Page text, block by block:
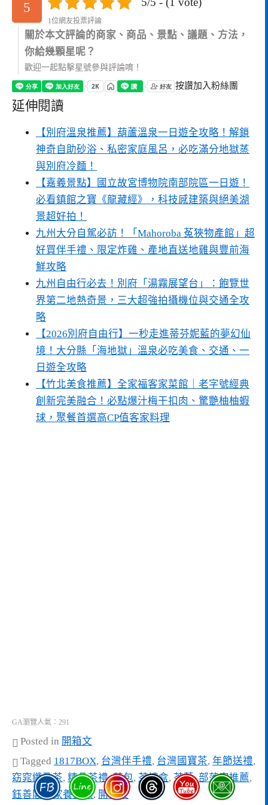
5
1位網友投票評論
關於本文評論的商家、商品、景點、議題、方法，
你給幾顆星呢？
歡迎一起點擊星號參與評論唷！
按讚加入粉絲團
延伸閱讀
【別府溫泉推薦】葫蘆溫泉一日遊全攻略！解鎖
神奇自助砂浴、私密家庭風呂，必吃滿分地獄蒸
與別府冷麵！
【嘉義景點】國立故宮博物院南部院區一日遊！
必看鎮館之寶《龍藏經》，科技感建築與絕美湖
景超好拍！
九州大分自駕必訪！「Mahoroba 菟狹物產館」超
好買伴手禮、限定炸雞、產地直送地雞與豐前海
鮮攻略
九州自由行必去！別府「湯霧展望台」：飽覽世
界第二地熱奇景，三大超強拍攝機位與交通全攻
略
【2026別府自由行】一秒走進蒂芬妮藍的夢幻仙
境！大分縣「海地獄」溫泉必吃美食、交通、一
日遊全攻略
【竹北美食推薦】全家福客家菜館｜老字號經典
創新完美融合！必點爆汁梅干扣肉、驚艷柚柚蝦
球，聚餐首選高CP值客家料理
GA瀏覽人氣：291
Posted in 開箱文
Tagged 1817BOX, 台灣伴手禮, 台灣國寶茶, 年節送禮,
窈窕纖盈茶, 精品茶禮,茶包, 茶禮盒, 茶葉,部落客推薦,
鈺善閣獨家養生茶, 開箱文